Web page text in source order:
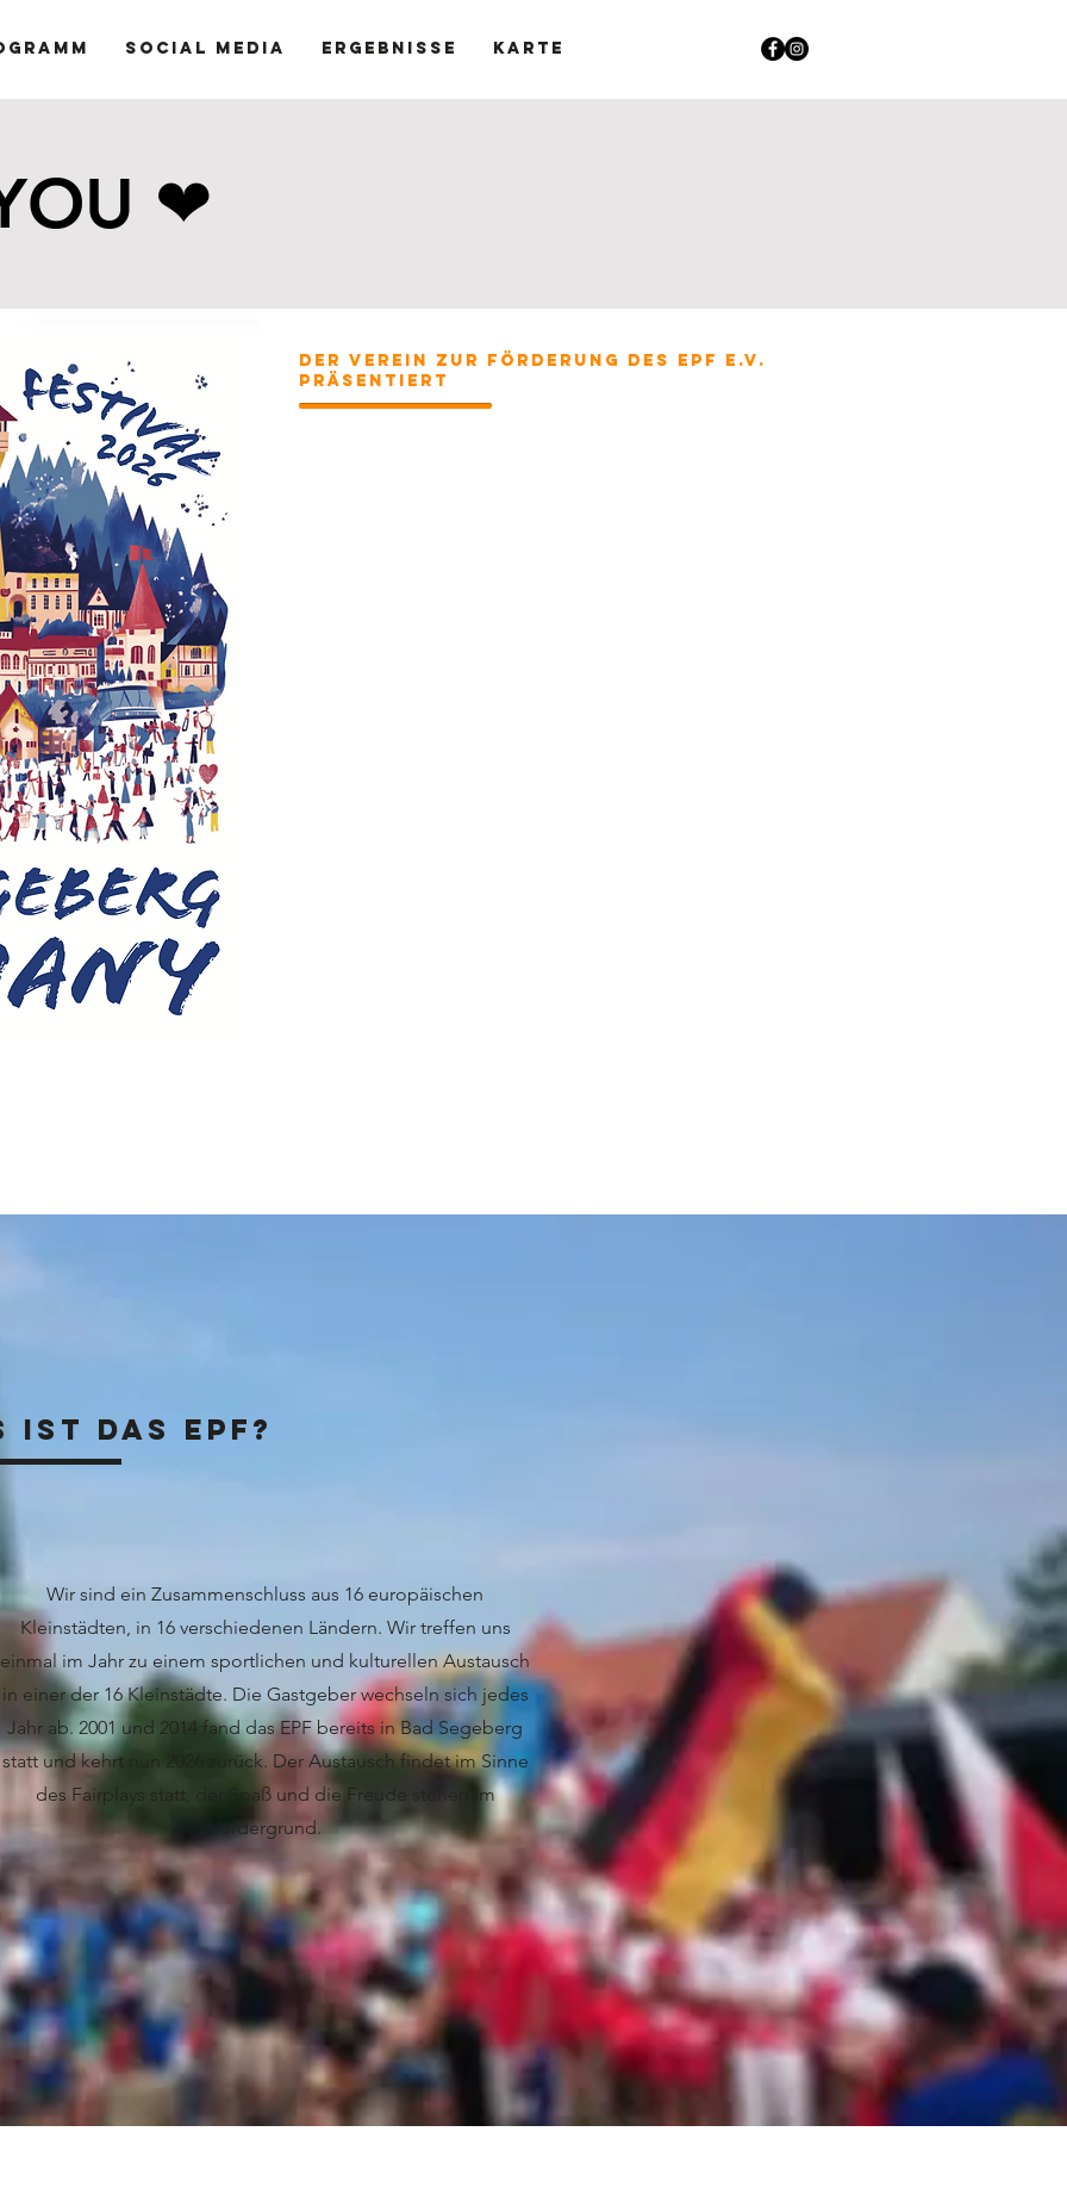
Social Media Ergebnisse Karte
❤
❤
Der Verein zur Förderung des EPF e.V.
präsentiert
ist das EPF?
Wir sind ein Zusammenschluss aus 16 europäischen
Kleinstädten, in 16 verschiedenen Ländern. Wir treffen uns
einmal im Jahr zu einem sportlichen und kulturellen Austausch
in einer der 16 Kleinstädte. Die Gastgeber wechseln sich jedes
Jahr ab. 2001 und 2014 fand das EPF bereits in Bad Segeberg
statt und kehrt nun 2026 zurück. Der Austausch findet im Sinne
des Fairplays statt, der Spaß und die Freude stehen im
Vordergrund.